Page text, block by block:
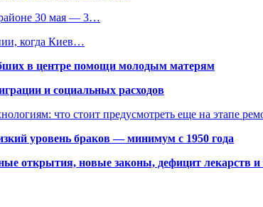
районе 30 мая — 3…
когда Киев…
в центре помощи молодым матерям
и социальных расходов
что стоит предусмотреть еще на этапе
уровень браков — минимум с 1950 года
открытия, новые законы, дефицит лекарств и